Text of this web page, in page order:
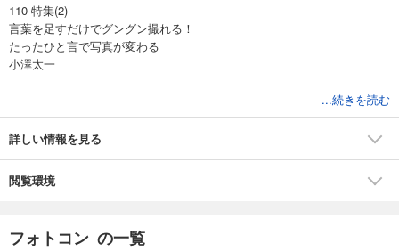
110 特集(2)
言葉を足すだけでグングン撮れる！
たったひと言で写真が変わる
小澤太一
メルヘンチックな作品づくり
絶対撮りたい虹写真
127 特集(4)
木之下 晃／今泉和蔵／有馬哲史／タカオカ邦彦
...続きを読む
詳しい情報を見る
閲覧環境
フォトコン の一覧